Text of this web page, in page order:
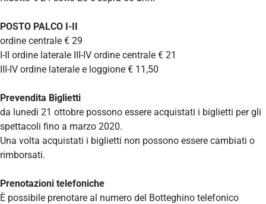
POSTO PALCO I-II
ordine centrale € 29
I-II ordine laterale III-IV ordine centrale € 21
III-IV ordine laterale e loggione € 11,50
Prevendita Biglietti
da lunedì 21 ottobre possono essere acquistati i biglietti per gli
spettacoli fino a marzo 2020.
Una volta acquistati i biglietti non possono essere cambiati o
rimborsati.
Prenotazioni telefoniche
È possibile prenotare al numero del Botteghino telefonico